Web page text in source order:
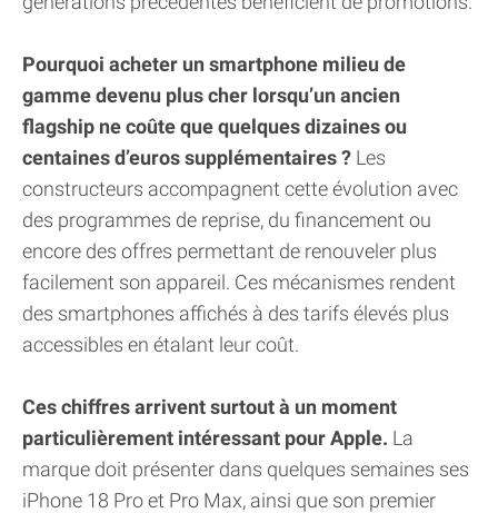
Pourquoi acheter un smartphone milieu de
gamme devenu plus cher lorsqu’un ancien
flagship ne coûte que quelques dizaines ou
centaines d’euros supplémentaires ? Les
constructeurs accompagnent cette évolution avec
des programmes de reprise, du financement ou
encore des offres permettant de renouveler plus
facilement son appareil. Ces mécanismes rendent
des smartphones affichés à des tarifs élevés plus
accessibles en étalant leur coût.
Ces chiffres arrivent surtout à un moment
particulièrement intéressant pour Apple. La
marque doit présenter dans quelques semaines ses
iPhone 18 Pro et Pro Max, ainsi que son premier